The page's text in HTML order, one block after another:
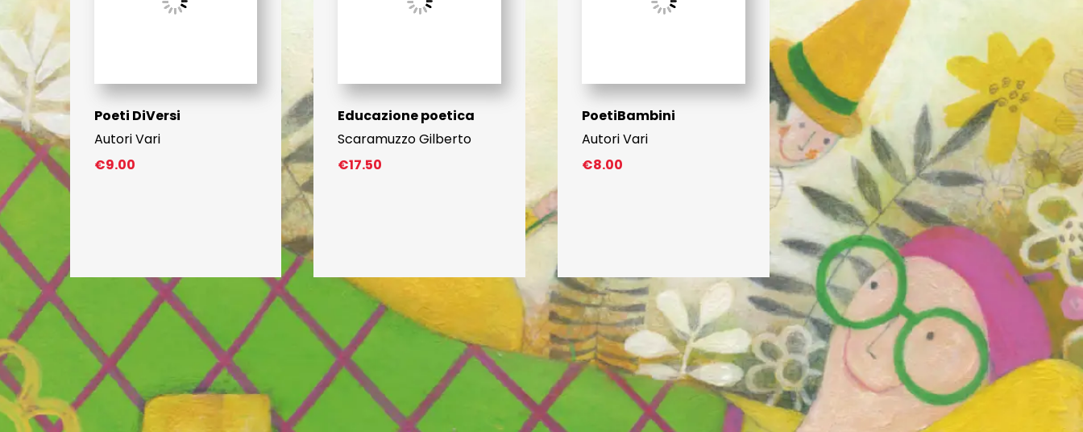
Poeti DiVersi
Autori Vari
€9.00
Educazione poetica
Scaramuzzo Gilberto
€17.50
PoetiBambini
Autori Vari
€8.00